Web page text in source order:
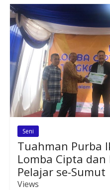
Seni
Tuahman Purba
Lomba Cipta
Pelajar se-Sumut
Views